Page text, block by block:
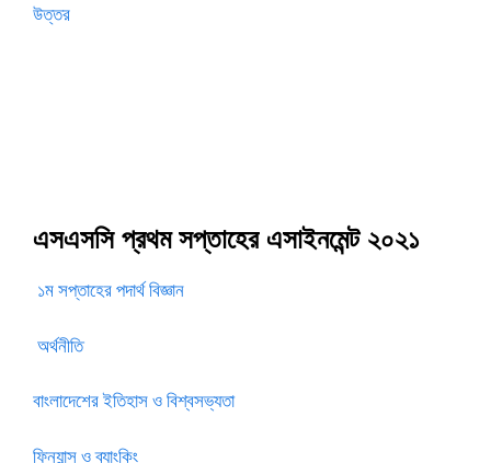
উত্তর
এসএসসি প্রথম সপ্তাহের এসাইনমেন্ট ২০২১
১ম সপ্তাহের পদার্থ বিজ্ঞান
অর্থনীতি
বাংলাদেশের ইতিহাস ও বিশ্বসভ্যতা
ফিন্যান্স ও ব্যাংকিং